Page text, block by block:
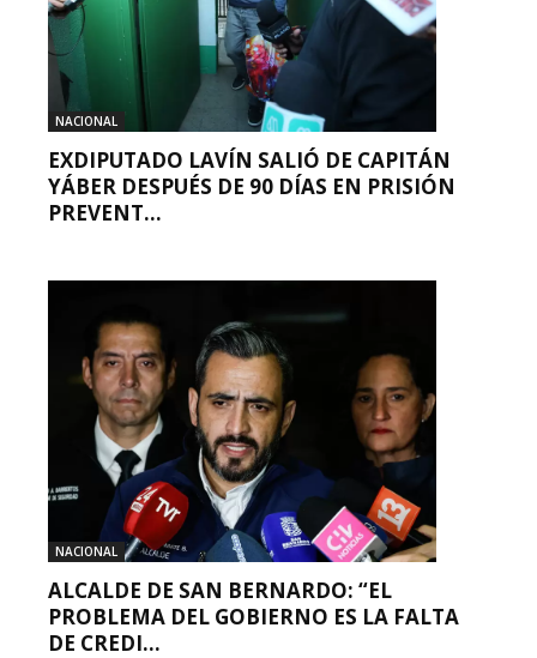
NACIONAL
EXDIPUTADO LAVÍN SALIÓ DE CAPITÁN
YÁBER DESPUÉS DE 90 DÍAS EN PRISIÓN
PREVENT...
NACIONAL
ALCALDE DE SAN BERNARDO: “EL
PROBLEMA DEL GOBIERNO ES LA FALTA
DE CREDI...